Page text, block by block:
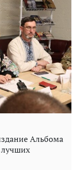
Альбома
лучших